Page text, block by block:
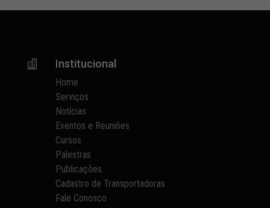
 Institucional
Home
Serviços
Notícias
Eventos e Reuniões
Cursos
Palestras
Publicações
Cadastro de Transportadoras
Fale Conosco